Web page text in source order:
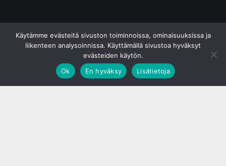
Käytämme evästeitä sivuston toiminnoissa, ominaisuuksissa ja
liikenteen analysoinnissa. Käyttämällä sivustoa hyväksyt
evästeiden käytön.
Ok
En hyväksy Lisätietoja